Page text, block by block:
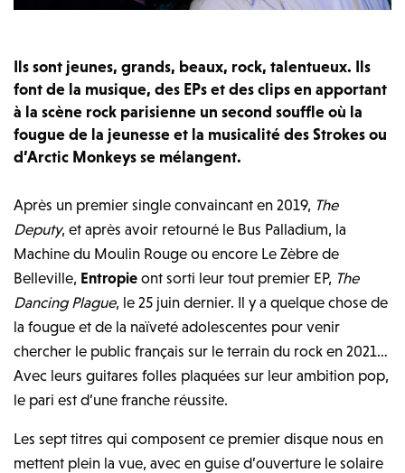
Ils sont jeunes, grands, beaux, rock, talentueux. Ils
font de la musique, des EPs et des clips en apportant
à la scène rock parisienne un second souffle où la
fougue de la jeunesse et la musicalité des Strokes ou
d’Arctic Monkeys se mélangent.
Après un premier single convaincant en 2019, The
Deputy, et après avoir retourné le Bus Palladium, la
Machine du Moulin Rouge ou encore Le Zèbre de
Belleville, Entropie ont sorti leur tout premier EP, The
Dancing Plague, le 25 juin dernier. Il y a quelque chose de
la fougue et de la naïveté adolescentes pour venir
chercher le public français sur le terrain du rock en 2021…
Avec leurs guitares folles plaquées sur leur ambition pop,
le pari est d’une franche réussite.
Les sept titres qui composent ce premier disque nous en
mettent plein la vue, avec en guise d’ouverture le solaire